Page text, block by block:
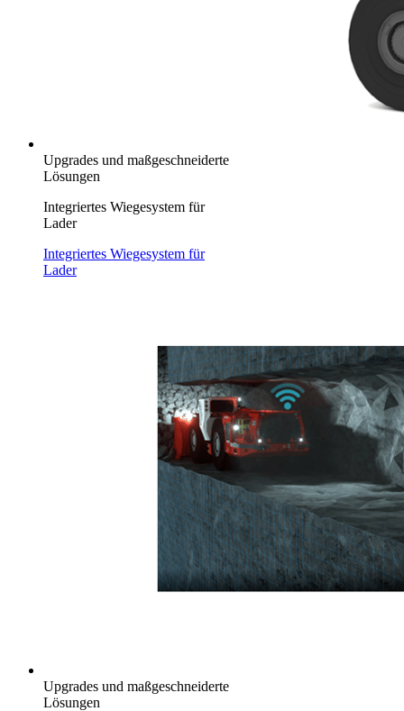
Upgrades und maßgeschneiderte
Lösungen
Integriertes Wiegesystem für
Lader
Integriertes Wiegesystem für
Lader
Upgrades und maßgeschneiderte
Lösungen